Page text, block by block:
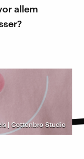
allem
| Cottonbro Studio